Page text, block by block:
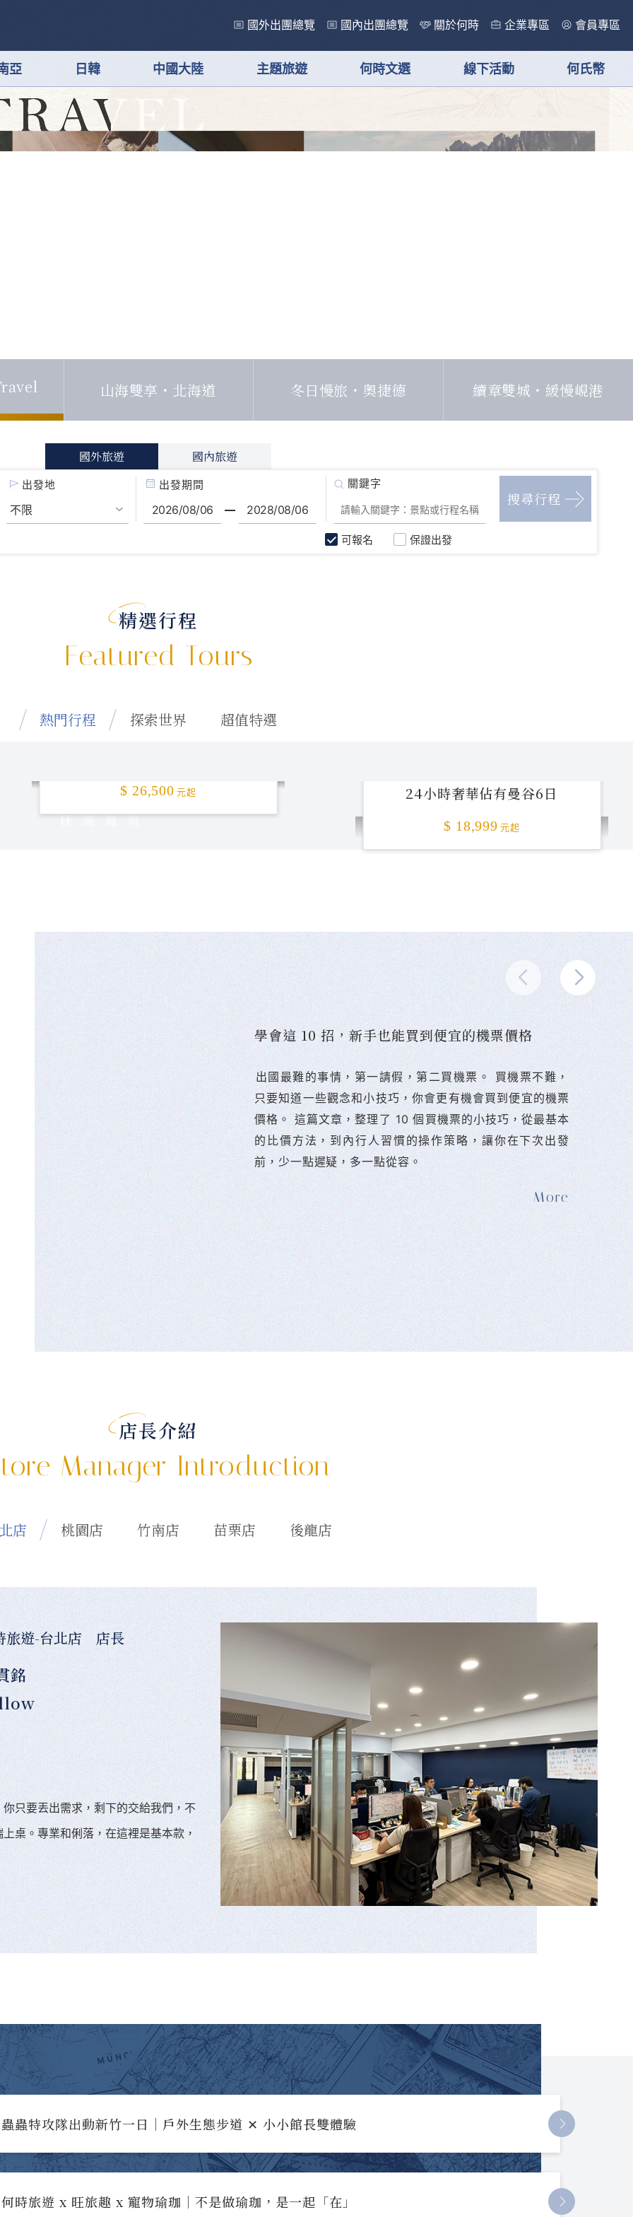
國外出團總覽 國內出團總覽 關於何時 企業專區 會員專區
亞 日韓 中國大陸 主題旅遊 何時文選 線下活動 何氏幣
山海雙享・北海道 冬日慢旅・奧捷德 續章雙城・緩慢峴港
國外旅遊 國內旅遊
出發地 出發期間
可報名 保證出發
精選行程
Featured Tours
熱門行程 探索世界 超值特選
秋高氣爽
$ 26,500 元起 24小時奢華佔有曼谷6日
$ 18,999 元起
學會這 10 招，新手也能買到便宜的機票價格
󠀠出國最難的事情，第一請假，第二買機票。 󠀠買機票不難，
只要知道一些觀念和小技巧，你會更有機會買到便宜的機票
價格。 這篇文章，整理了 10 個買機票的小技巧，從最基本
的比價方法，到內行人習慣的操作策略，讓你在下次出發
前，少一點遲疑，多一點從容。
店長介紹
Manager Introduction
店 桃園店 竹南店 苗栗店 後龍店
旅遊-台北店 店長
銘
只要丟出需求，剩下的交給我們，不
桌。專業和俐落，在這裡是基本款，
蟲特攻隊出動新竹一日｜戶外生態步道 ✕ 小小館長雙體驗
時旅遊 x 旺旅趣 x 寵物瑜珈｜不是做瑜珈，是一起「在」